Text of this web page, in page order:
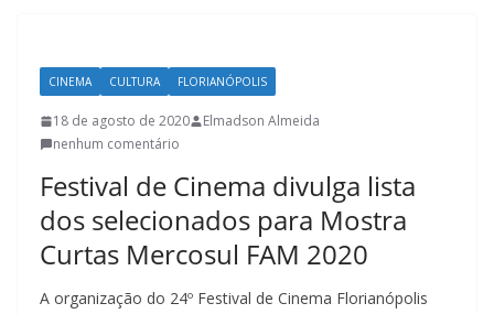
CINEMA CULTURA FLORIANÓPOLIS
18 de agosto de 2020
Elmadson Almeida
nenhum comentário
Festival de Cinema divulga lista
dos selecionados para Mostra
Curtas Mercosul FAM 2020
A organização do 24º Festival de Cinema Florianópolis